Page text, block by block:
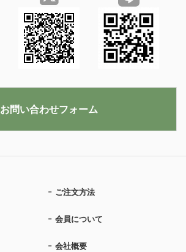
ご注文方法
会員について
会社概要
お問い合わせフォーム